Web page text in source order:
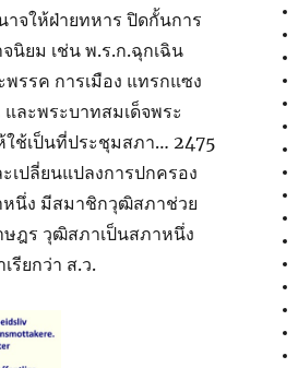
จให้ฝ่ายทหาร ปิดกั้นการ
นิยม เช่น พ.ร.ก.ฉุกเฉิน
รรค การเมือง แทรกแซง
ละพระบาทสมเด็จพระ
ใช้เป็นที่ประชุมสภา… 2475
เปลี่ยนแปลงการปกครอง
นึ่ง มีสมาชิกวุฒิสภาช่วย
ฎร วุฒิสภาเป็นสภาหนึ่ง
รียกว่า ส.ว.